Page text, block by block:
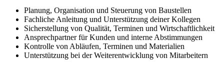
Planung, Organisation und Steuerung von Baustellen
Fachliche Anleitung und Unterstützung deiner Kollegen
Sicherstellung von Qualität, Terminen und Wirtschaftlichkeit
Ansprechpartner für Kunden und interne Abstimmungen
Kontrolle von Abläufen, Terminen und Materialien
Unterstützung bei der Weiterentwicklung von Mitarbeitern